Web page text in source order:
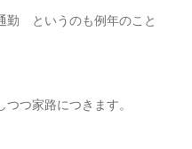
勤 というのも例年のこと
つ家路につきます。